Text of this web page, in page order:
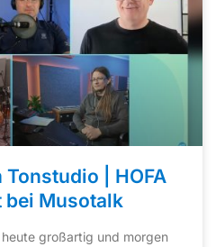
| HOFA
bei Musotalk
großartig und morgen